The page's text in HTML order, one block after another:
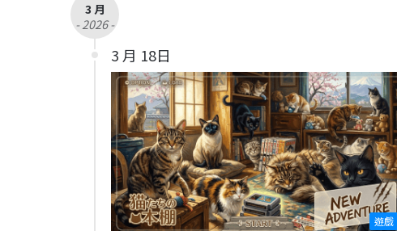
3 月
- 2026 -
3 月 18日
遊戲